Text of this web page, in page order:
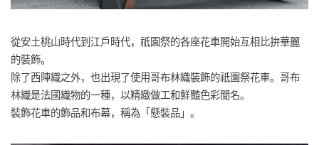
從安土桃山時代到江戶時代，祇園祭的各座花車開始互相比拚華麗
的裝飾。
除了西陣織之外，也出現了使用哥布林織裝飾的祇園祭花車。哥布
林織是法國織物的一種，以精緻做工和鮮豔色彩聞名。
裝飾花車的飾品和布幕，稱為「懸裝品」。